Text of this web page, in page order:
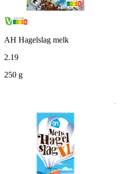
AH Hagelslag melk
2.19
250 g